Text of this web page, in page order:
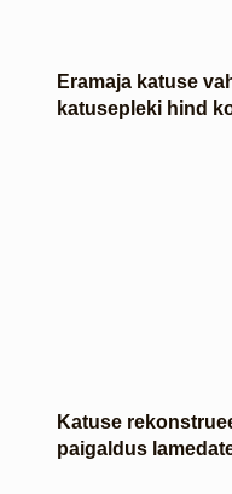
Eramaja katuse
katusepleki hind
Katuse
paigaldus